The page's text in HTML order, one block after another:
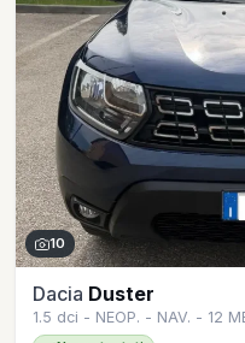
10
Dacia Duster
1.5 dci - NEOP. - NAV. - 12